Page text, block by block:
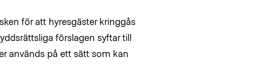
för att hyresgäster kringgås
förslagen syftar till
används på ett sätt som kan